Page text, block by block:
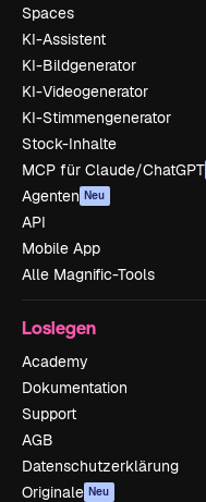
Spaces
KI-Assistent
KI-Bildgenerator
KI-Videogenerator
KI-Stimmengenerator
Stock-Inhalte
MCP für Claude/ChatGPT
Agenten Neu
API
Mobile App
Alle Magnific-Tools
Loslegen
Academy
Dokumentation
Support
AGB
Datenschutzerklärung
Originale Neu